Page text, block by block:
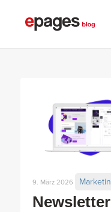
9. März 2026